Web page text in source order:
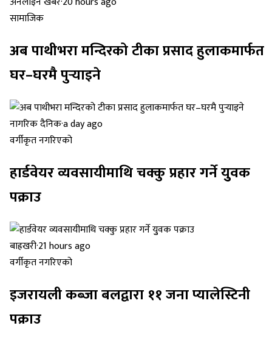
सामाजिक
अब पाथीभरा मन्दिरको टीका प्रसाद हुलाकमार्फत
घर–घरमै पुर्‍याइने
नागरिक दैनिक·a day ago
वर्गीकृत नगरिएको
हार्डवेयर व्यवसायीमाथि चक्कु प्रहार गर्ने युुवक
पक्राउ
बाह्रखरी·21 hours ago
वर्गीकृत नगरिएको
इजरायली कब्जा बलद्वारा ११ जना प्यालेस्टिनी
पक्राउ